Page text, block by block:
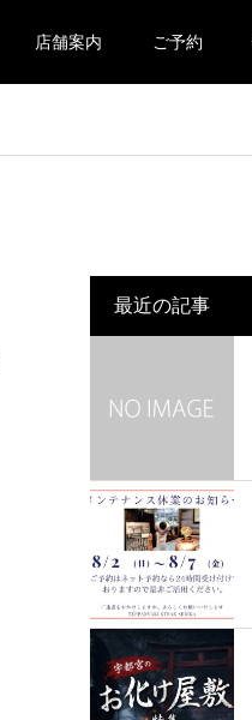
店舗案内 ご予約
最近の記事